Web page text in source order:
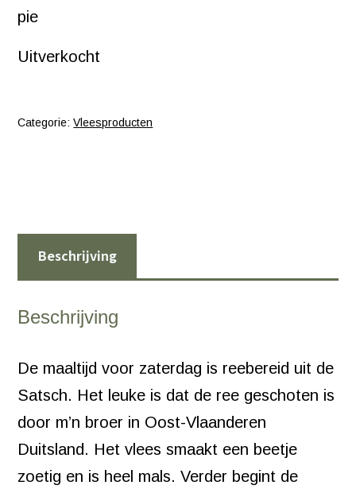
pie
Uitverkocht
Categorie:Vleesproducten
Beschrijving
Beschrijving
De maaltijd voor zaterdag is reebereid uit de
Satsch. Het leuke is dat de ree geschoten is
door m’n broer in Oost-Vlaanderen
Duitsland. Het vlees smaakt een beetje
zoetig en is heel mals. Verder begint de